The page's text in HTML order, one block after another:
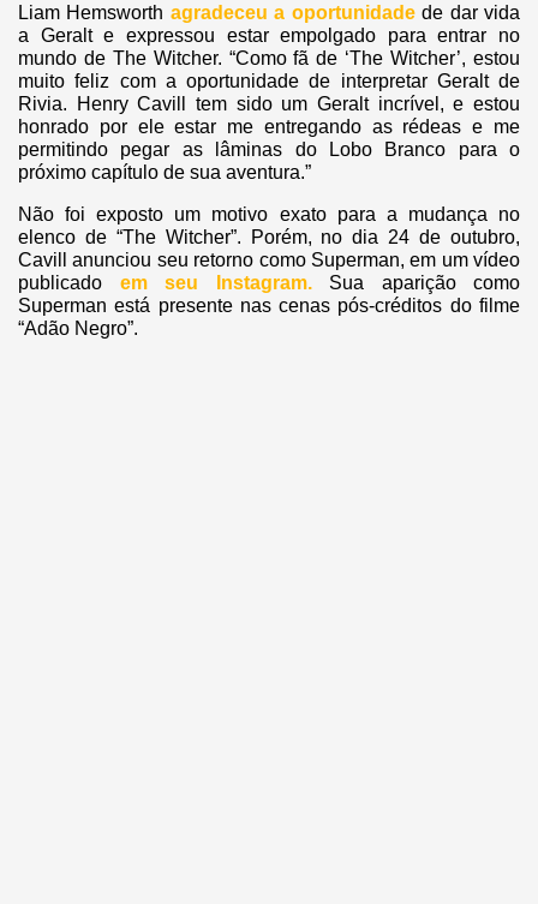
Liam Hemsworth agradeceu a oportunidadede dar vida
a Geralt e expressou estar empolgado para entrar no
mundo de The Witcher. “Como fã de ‘The Witcher’, estou
muito feliz com a oportunidade de interpretar Geralt de
Rivia. Henry Cavill tem sido um Geralt incrível, e estou
honrado por ele estar me entregando as rédeas e me
permitindo pegar as lâminas do Lobo Branco para o
próximo capítulo de sua aventura.”
Não foi exposto um motivo exato para a mudança no
elenco de “The Witcher”. Porém, no dia 24 de outubro,
Cavill anunciou seu retorno como Superman, em um vídeo
publicado em seu Instagram.Sua aparição como
Superman está presente nas cenas pós-créditos do filme
“Adão Negro”.